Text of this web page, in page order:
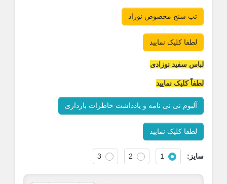
تب سنج مخصوص نوزاد
لطفا کلیک نمایید
سفید نوزادی
کلیک نمایید
آلبوم نی نی نامه و یادداشت خاطرات بارداری
لطفا کلیک نمایید
1